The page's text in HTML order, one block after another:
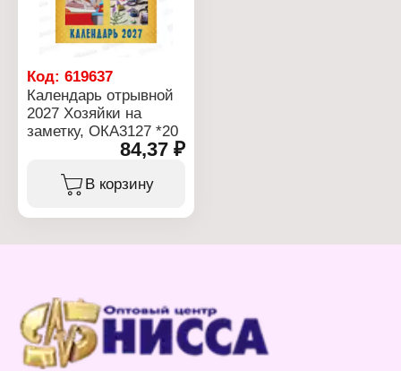
Код: 619637
Календарь отрывной
2027 Хозяйки на
заметку, ОКА3127 *20
84,37 ₽
В корзину